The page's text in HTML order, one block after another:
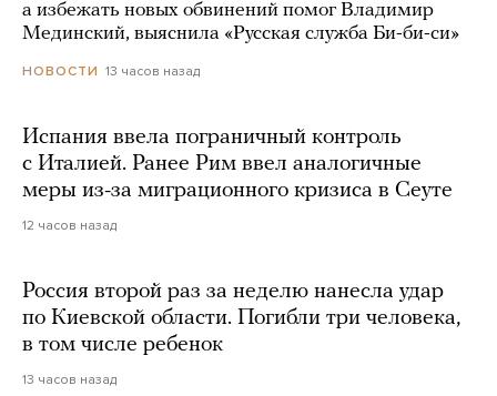
а избежать новых обвинений помог Владимир
Мединский, выяснила «Русская служба Би-би-си»
НОВОСТИ 13 часов назад
Испания ввела пограничный контроль
с Италией. Ранее Рим ввел аналогичные
меры из-за миграционного кризиса в Сеуте
12 часов назад
Россия второй раз за неделю нанесла удар
по Киевской области. Погибли три человека,
в том числе ребенок
13 часов назад